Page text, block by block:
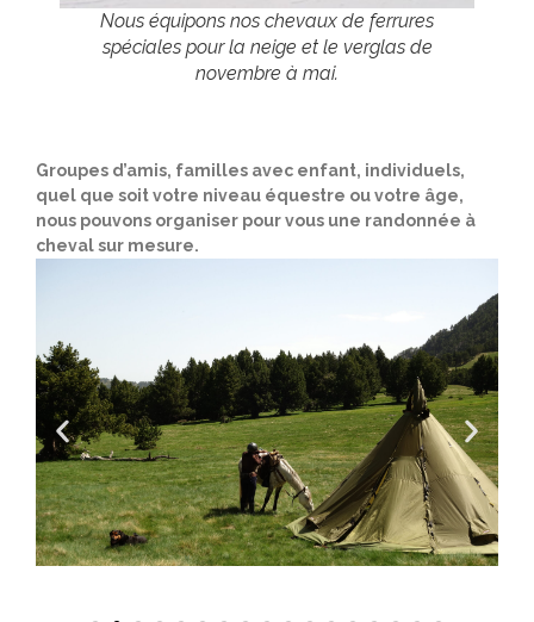
Nous équipons nos chevaux de ferrures
spéciales pour la neige et le verglas de
novembre à mai.
Groupes d’amis, familles avec enfant, individuels,
quel que soit votre niveau équestre ou votre âge,
nous pouvons organiser pour vous une randonnée à
cheval sur mesure.